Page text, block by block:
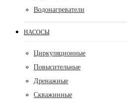
Водонагреватели
НАСОСЫ
Циркуляционные
Повысительные
Дренажные
Скважинные